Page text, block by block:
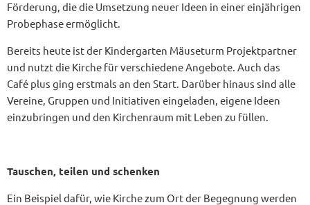
Förderung, die die Umsetzung neuer Ideen in einer einjährigen
Probephase ermöglicht.
Bereits heute ist der Kindergarten Mäuseturm Projektpartner
und nutzt die Kirche für verschiedene Angebote. Auch das
Café plus ging erstmals an den Start. Darüber hinaus sind alle
Vereine, Gruppen und Initiativen eingeladen, eigene Ideen
einzubringen und den Kirchenraum mit Leben zu füllen.
Tauschen, teilen und schenken
Ein Beispiel dafür, wie Kirche zum Ort der Begegnung werden